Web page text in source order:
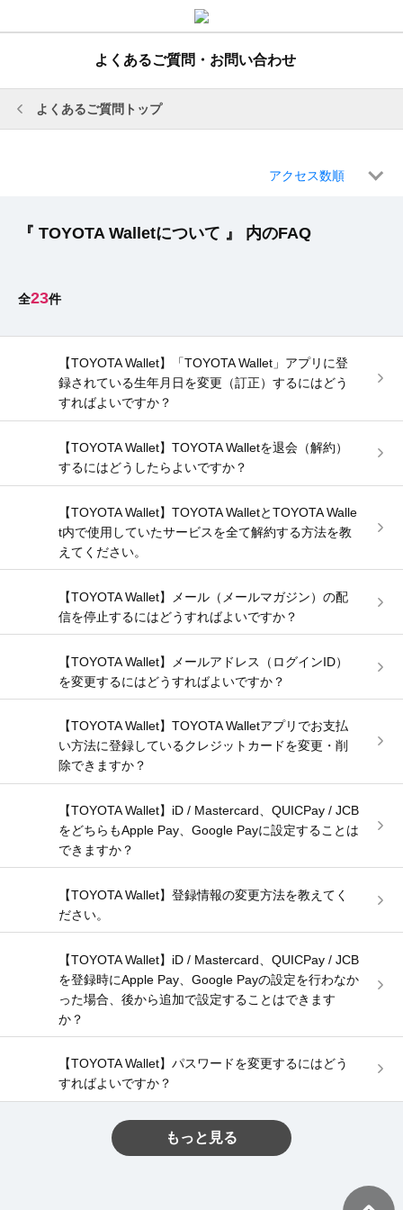
よくあるご質問・お問い合わせ
よくあるご質問トップ
アクセス数順
『 TOYOTA Walletについて 』 内のFAQ
23
【TOYOTA Wallet】「TOYOTA Wallet」アプリに登
録されている生年月日を変更（訂正）するにはどう
すればよいですか？
【TOYOTA Wallet】TOYOTA Walletを退会（解約）
するにはどうしたらよいですか？
【TOYOTA Wallet】TOYOTA WalletとTOYOTA Walle
t内で使用していたサービスを全て解約する方法を教
えてください。
【TOYOTA Wallet】メール（メールマガジン）の配
信を停止するにはどうすればよいですか？
【TOYOTA Wallet】メールアドレス（ログインID）
を変更するにはどうすればよいですか？
【TOYOTA Wallet】TOYOTA Walletアプリでお支払
い方法に登録しているクレジットカードを変更・削
除できますか？
【TOYOTA Wallet】iD / Mastercard、QUICPay / JCB
をどちらもApple Pay、Google Payに設定することは
できますか？
【TOYOTA Wallet】登録情報の変更方法を教えてく
ださい。
【TOYOTA Wallet】iD / Mastercard、QUICPay / JCB
を登録時にApple Pay、Google Payの設定を行わなか
った場合、後から追加で設定することはできます
か？
【TOYOTA Wallet】パスワードを変更するにはどう
すればよいですか？
もっと見る